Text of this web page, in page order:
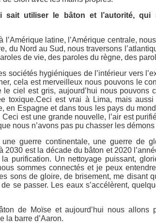
sait utiliser le bâton et l’autorité, qui
l’Amérique latine, l’Amérique centrale,
du Nord au Sud, nous traversons
de vie, des paroles du règne, des
sociétés hygiéniques de l’intérieur vers
cela est merveilleux nous pouvons le
le ciel est gris, aujourd’hui nous pouvons
toxique.Ceci est vrai à Lima, mais
en Espagne et dans tous les pays du
Ceci est une grande nouvelle, l’air est
nous n’avons pas pu chasser les
guerre continentale, une guerre de
2030 est la décade du bâton et 2020
purification. Un nettoyage puissant,
sommes connectés et je peux
sons de gloire, de brisement, me disant
se passer. Les eaux s’accélèrent,
de Moïse et aujourd’hui nous allons
la barre d’Aaron.